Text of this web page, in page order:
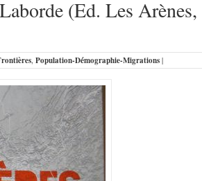
(Ed. Les Arènes,
, Population-Démographie-Migrations |